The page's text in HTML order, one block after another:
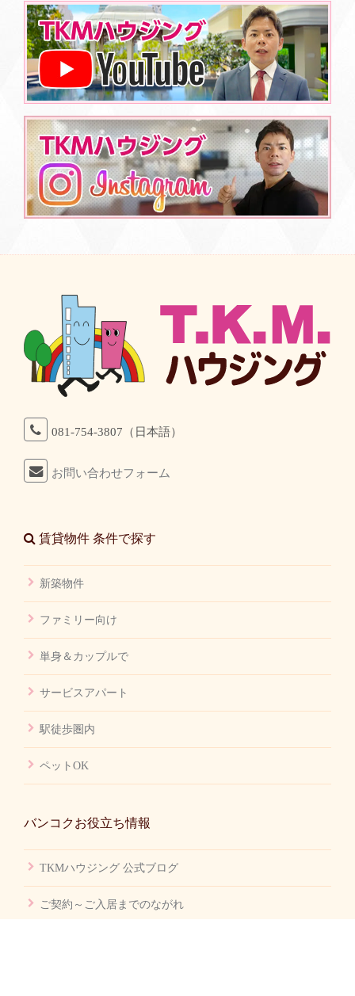
081-754-3807（日本語）
お問い合わせフォーム
賃貸物件 条件で探す
新築物件
ファミリー向け
単身＆カップルで
サービスアパート
駅徒歩圏内
ペットOK
バンコクお役立ち情報
TKMハウジング 公式ブログ
ご契約～ご入居までのながれ